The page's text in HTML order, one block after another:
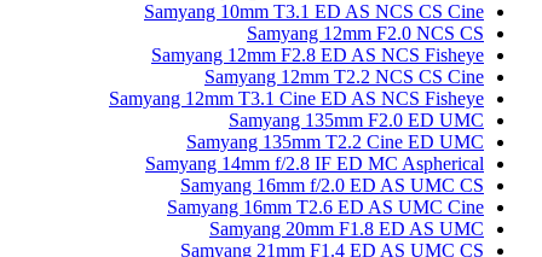
Samyang 10mm T3.1 ED AS NCS CS Cine
Samyang 12mm F2.0 NCS CS
Samyang 12mm F2.8 ED AS NCS Fisheye
Samyang 12mm T2.2 NCS CS Cine
Samyang 12mm T3.1 Cine ED AS NCS Fisheye
Samyang 135mm F2.0 ED UMC
Samyang 135mm T2.2 Cine ED UMC
Samyang 14mm f/2.8 IF ED MC Aspherical
Samyang 16mm f/2.0 ED AS UMC CS
Samyang 16mm T2.6 ED AS UMC Cine
Samyang 20mm F1.8 ED AS UMC
Samyang 21mm F1.4 ED AS UMC CS